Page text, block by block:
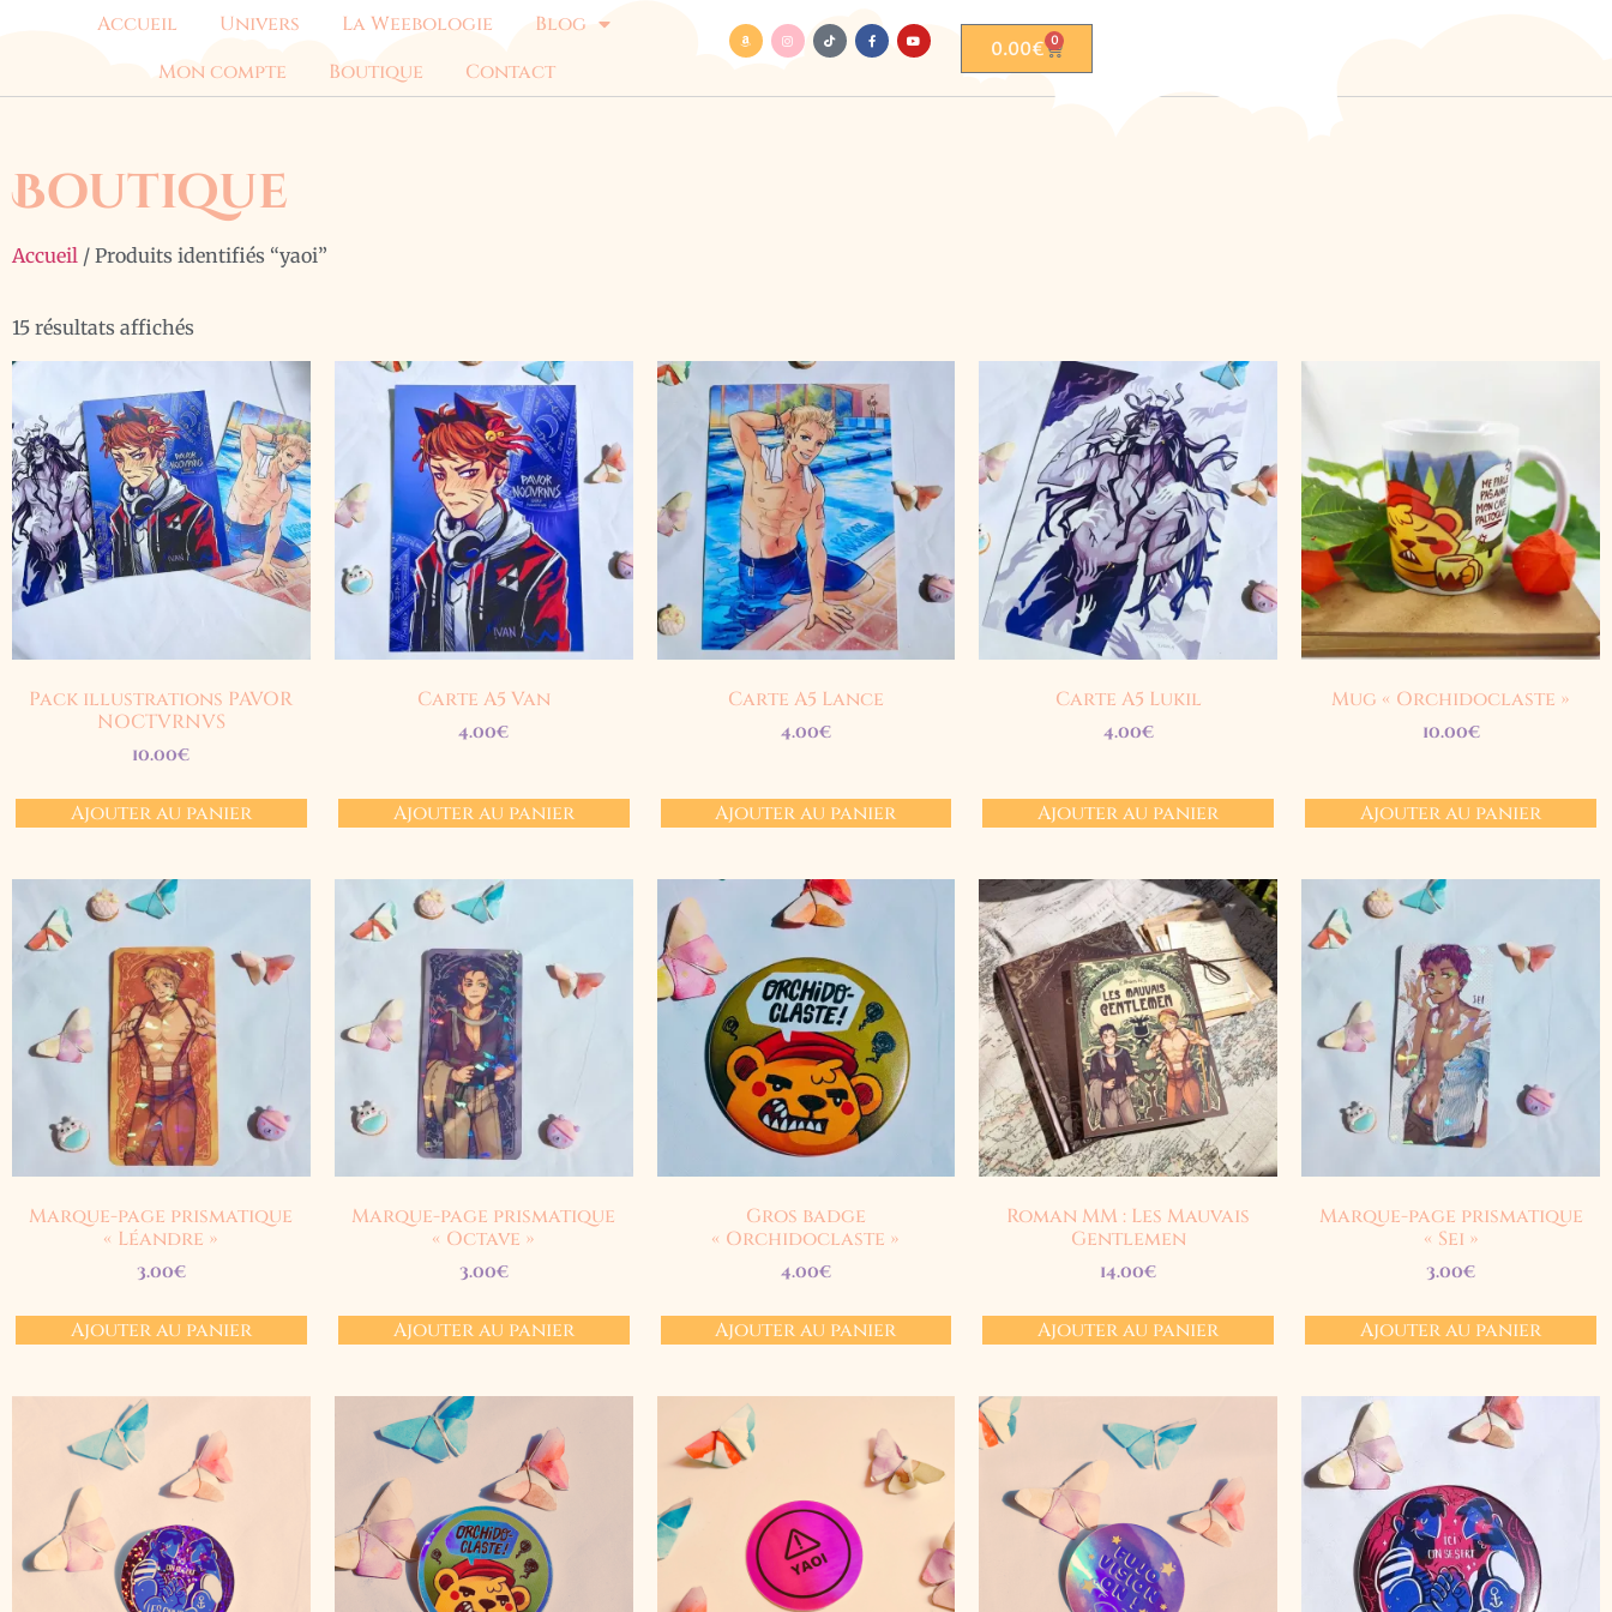
Accueil Univers La Weebologie
Blog
Mon compte
Boutique Contact
0.00€ 0
Boutique
Accueil / Produits identifiés “yaoi”
15 résultats affichés
Pack illustrations PAVOR
NOCTVRNVS
10.00€
Ajouter au panier
Carte A5 Van
4.00€
Ajouter au panier
Carte A5 Lance
4.00€
Ajouter au panier
Carte A5 Lukil
4.00€
Ajouter au panier
Mug « Orchidoclaste »
10.00€
Ajouter au panier
Marque-page prismatique
« Léandre »
3.00€
Ajouter au panier
Marque-page prismatique
« Octave »
3.00€
Ajouter au panier
Gros badge
« Orchidoclaste »
4.00€
Ajouter au panier
Roman MM : Les Mauvais
Gentlemen
14.00€
Ajouter au panier
Marque-page prismatique
« Sei »
3.00€
Ajouter au panier